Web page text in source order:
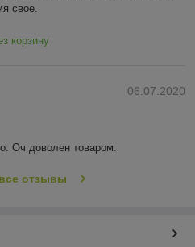
свое.
корзину
06.07.2020
Оч доволен товаром.
отзывы